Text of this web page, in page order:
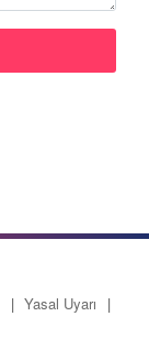
Yasal Uyarı